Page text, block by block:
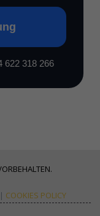
622 318 266
| COOKIES POLICY